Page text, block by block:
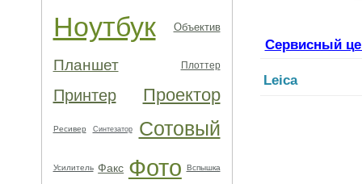
Ноутбук Объектив
Планшет Плоттер
Принтер Проектор
Ресивер Синтезатор Сотовый
Усилитель Факс Фото Вспышка
Сервисный
Leica